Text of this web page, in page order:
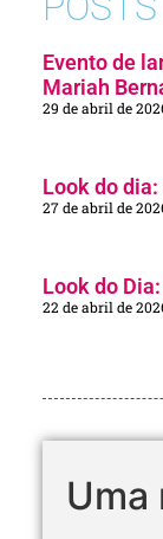
Evento de
Mariah
29 de abril de
Look do
27 de abril de
Look do
22 de abril de
Uma